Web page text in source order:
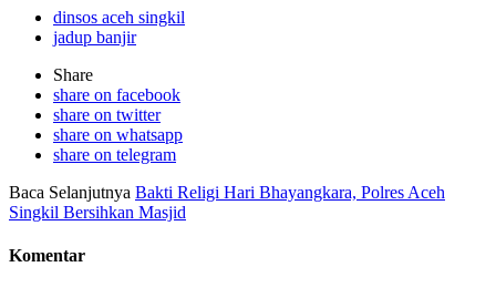
dinsos aceh singkil
jadup banjir
Share
share on facebook
share on twitter
share on whatsapp
share on telegram
Baca Selanjutnya Bakti Religi Hari Bhayangkara, Polres Aceh
Singkil Bersihkan Masjid
Komentar